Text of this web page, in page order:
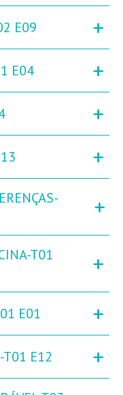
E09 +
E04 +
+
+
+
T01
+
E01 +
T01 E12 +